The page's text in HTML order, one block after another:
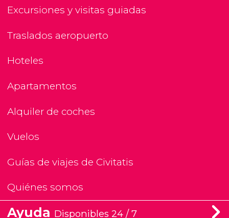
Excursiones y visitas guiadas
Traslados aeropuerto
Hoteles
Apartamentos
Alquiler de coches
Vuelos
Guías de viajes de Civitatis
Quiénes somos
Ayuda Disponibles 24 / 7